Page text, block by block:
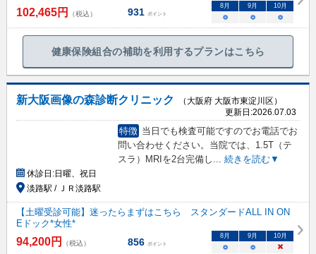
102,465円 （税込） 931 ポイント
8月 9月 10月
○ ○ ○
健康保険組合の補助を利用するプランはこちら
新大阪画像の森診断クリニック
（大阪府 大阪市東淀川区）
更新日:2026.07.03
特徴 当日でも検査可能ですのでお電話でお
問い合わせください。当院では、1.5T（テ
スラ）MRIを2台完備し
続きを読む▼
休診日:日曜、祝日
淡路駅 / ＪＲ淡路駅
【土曜受診可能】迷ったらまずはこちら スタンダードALL IN ON
Eドック*女性*
94,200円 （税込） 856 ポイント
8 月 9 月 10月
○ ○ ×